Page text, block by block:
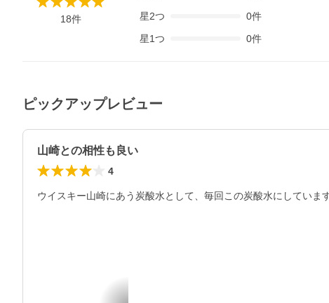
18件
星2つ 0件
星1つ 0件
ピックアップレビュー
山崎との相性も良い
4
ウイスキー山崎にあう炭酸水として、毎回この炭酸水にしてい